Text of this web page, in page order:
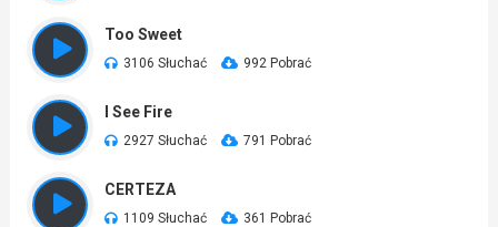
Too Sweet
3106 Słuchać 992 Pobrać
I See Fire
2927 Słuchać 791 Pobrać
CERTEZA
1109 Słuchać 361 Pobrać